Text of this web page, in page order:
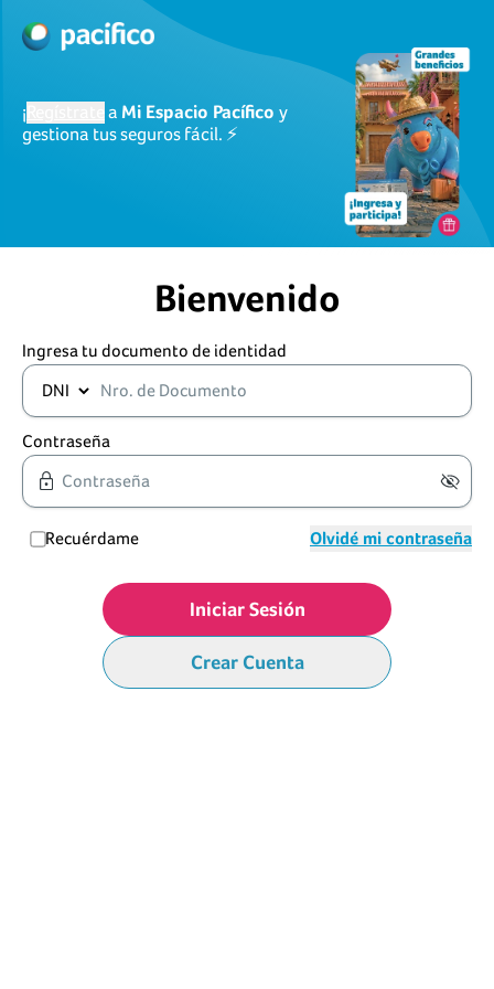
¡ a Mi Espacio Pacífico y
gestiona tus seguros fácil. ⚡
Bienvenido
Ingresa tu documento de identidad
Contraseña
Recuérdame Olvidé mi contraseña
Iniciar Sesión
Crear Cuenta